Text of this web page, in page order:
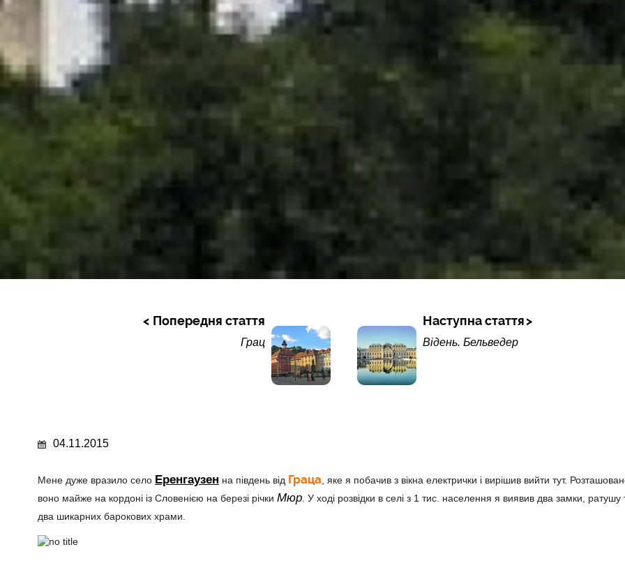
Попередня стаття
Грац
Наступна стаття
Відень. Бельведер
04.11.2015
Мене дуже вразило село Еренгаузен на південь від Граца , яке я побачив з вікна електрички і вирішив вийти тут.
воно майже на кордоні із Словенією на березі річки Мюр . У ході розвідки в селі з 1 тис. населення я виявив два замки, ратушу
два шикарних барокових храми.